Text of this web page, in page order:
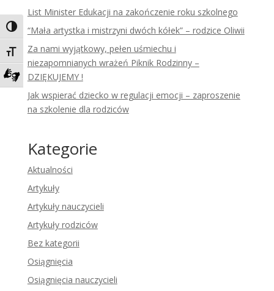
Toggle High Contrast
Toggle Font size
Zadzwoń do tłumacza języka migowego
List Minister Edukacji na zakończenie roku szkolnego
“Mała artystka i mistrzyni dwóch kółek” – rodzice Oliwii
Za nami wyjątkowy, pełen uśmiechu i
niezapomnianych wrażeń Piknik Rodzinny –
DZIĘKUJEMY !
Jak wspierać dziecko w regulacji emocji – zaproszenie
na szkolenie dla rodziców
Kategorie
Aktualności
Artykuły
Artykuły nauczycieli
Artykuły rodziców
Bez kategorii
Osiągnięcia
Osiągnięcia nauczycieli